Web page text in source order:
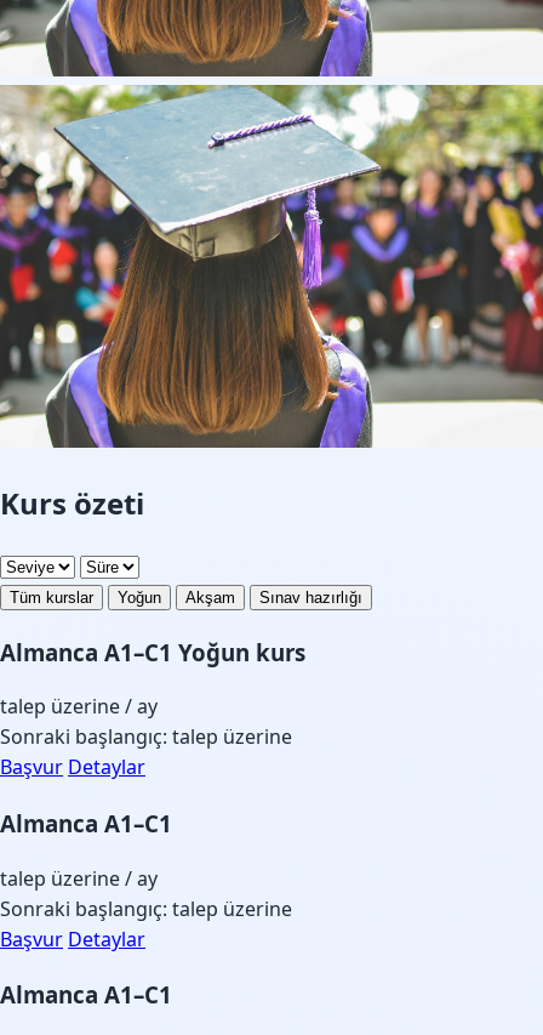
Kurs özeti
Tüm kurslar Yoğun Akşam Sınav hazırlığı
Almanca A1–C1 Yoğun kurs
talep üzerine/ ay
Sonraki başlangıç: talep üzerine
Başvur Detaylar
Almanca A1–C1
talep üzerine/ ay
Sonraki başlangıç: talep üzerine
Başvur Detaylar
Almanca A1–C1